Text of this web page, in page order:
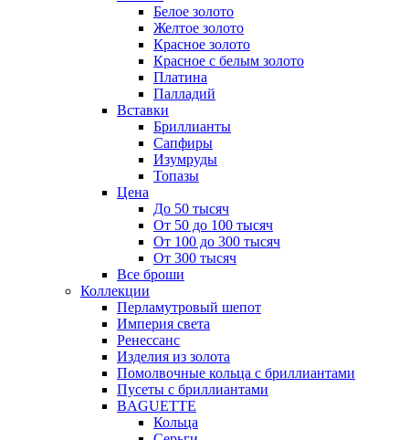
Белое золото
Желтое золото
Красное золото
Красное с белым золото
Платина
Палладий
Вставки
Бриллианты
Сапфиры
Изумруды
Топазы
Цена
До 50 тысяч
От 50 до 100 тысяч
От 100 до 300 тысяч
От 300 тысяч
Все броши
Коллекции
Перламутровый шепот
Империя света
Ренессанс
Изделия из золота
Помолвочные кольца с бриллиантами
Пусеты с бриллиантами
BAGUETTE
Кольца